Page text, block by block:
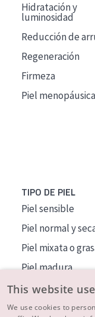
Hidratación y
luminosidad
Reducción de
Regeneración
Firmeza
Piel menopáusica
TIPO DE PIEL
Piel sensible
Piel normal y
Piel mixata o
Piel madura
Piel expuesta al
Piel menopáusica
This website
We use cookies to